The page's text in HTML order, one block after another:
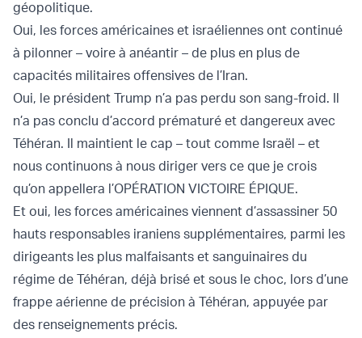
géopolitique.
Oui, les forces américaines et israéliennes ont continué
à pilonner – voire à anéantir – de plus en plus de
capacités militaires offensives de l’Iran.
Oui, le président Trump n’a pas perdu son sang-froid. Il
n’a pas conclu d’accord prématuré et dangereux avec
Téhéran. Il maintient le cap – tout comme Israël – et
nous continuons à nous diriger vers ce que je crois
qu’on appellera l’OPÉRATION VICTOIRE ÉPIQUE.
Et oui, les forces américaines viennent d’assassiner 50
hauts responsables iraniens supplémentaires, parmi les
dirigeants les plus malfaisants et sanguinaires du
régime de Téhéran, déjà brisé et sous le choc, lors d’une
frappe aérienne de précision à Téhéran, appuyée par
des renseignements précis.